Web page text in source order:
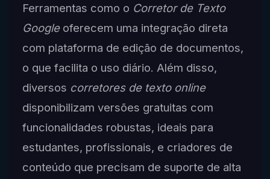
Ferramentas como o Corretor de Texto
Googleoferecem uma integração direta
com plataforma de edição de documentos,
o que facilita o uso diário. Além disso,
diversos corretores de texto online
disponibilizam versões gratuitas com
funcionalidades robustas, ideais para
estudantes, profissionais, e criadores de
conteúdo que precisam de suporte de alta